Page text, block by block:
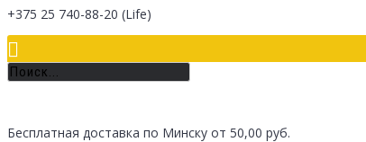
+375 25 740-88-20 (Life)
Бесплатная доставка по Минску от 50,00 руб.